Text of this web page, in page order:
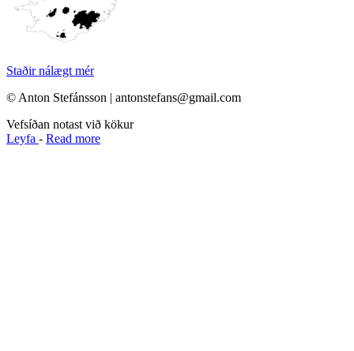
Staðir nálægt mér
© Anton Stefánsson | antonstefans@gmail.com
Vefsíðan notast við kökur
Leyfa - Read more